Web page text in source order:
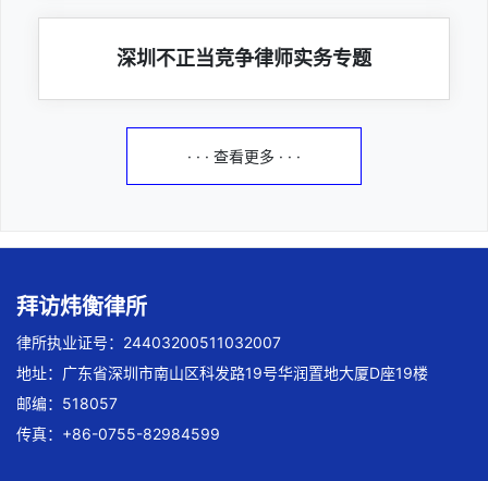
深圳不正当竞争律师实务专题
· · · 查看更多 · · ·
拜访炜衡律所
律所执业证号：24403200511032007
地址：广东省深圳市南山区科发路19号华润置地大厦D座19楼
邮编：518057
传真：+86-0755-82984599